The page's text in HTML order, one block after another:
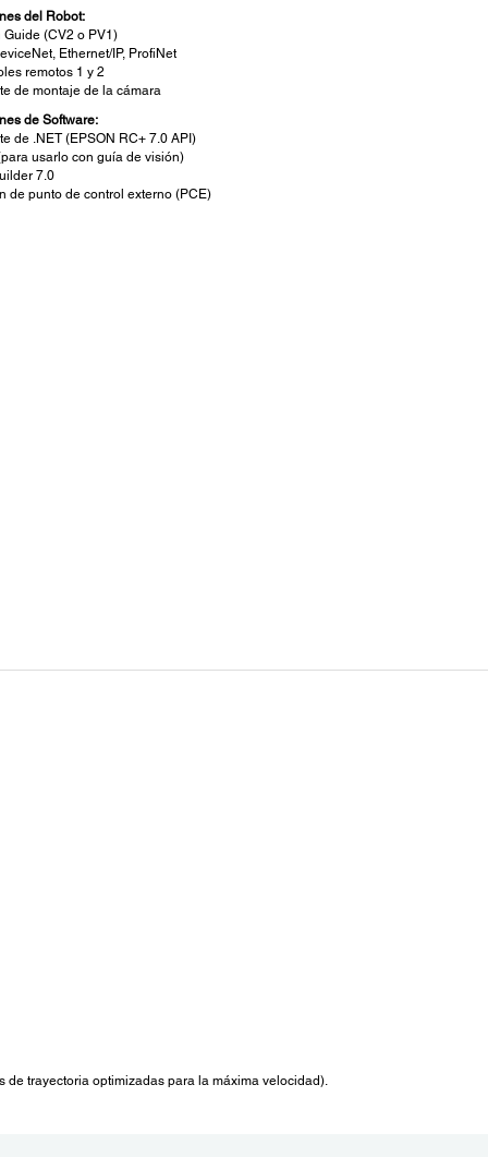
del Robot:
Guide (CV2 o PV1)
Ethernet/IP, ProfiNet
remotos 1 y 2
de montaje de la cámara
de Software:
de .NET (EPSON RC+ 7.0 API)
usarlo con guía de visión)
7.0
de punto de control externo (PCE)
de trayectoria optimizadas para la máxima velocidad).